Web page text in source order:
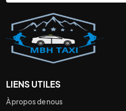
LIENS UTILES
À propos de nous